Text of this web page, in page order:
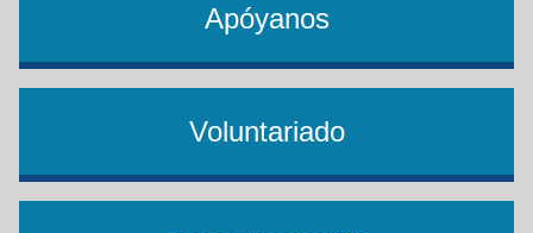
Apóyanos
Voluntariado